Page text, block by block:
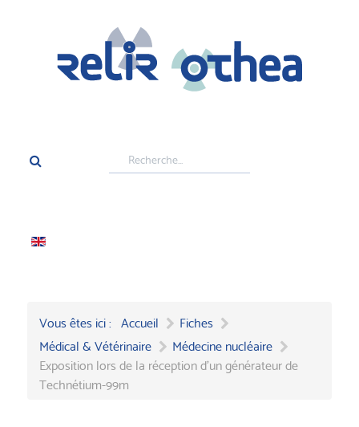
Rechercher
Vous êtes ici : Accueil
Fiches
Médical & Vétérinaire
Médecine nucléaire
Exposition lors de la réception d'un générateur de
Technétium-99m